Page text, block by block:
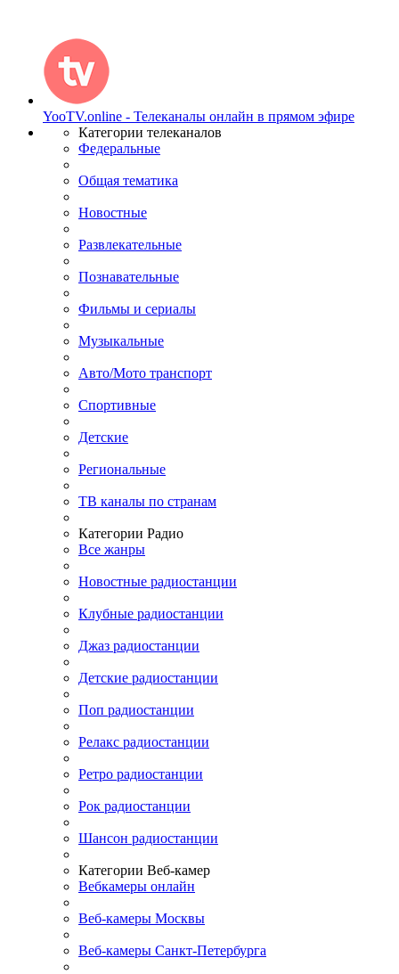
YooTV.online - Телеканалы онлайн в прямом эфире
Категории телеканалов
Федеральные
Общая тематика
Новостные
Развлекательные
Познавательные
Фильмы и сериалы
Музыкальные
Авто/Мото транспорт
Спортивные
Детские
Региональные
ТВ каналы по странам
Категории Радио
Все жанры
Новостные радиостанции
Клубные радиостанции
Джаз радиостанции
Детские радиостанции
Поп радиостанции
Релакс радиостанции
Ретро радиостанции
Рок радиостанции
Шансон радиостанции
Категории Веб-камер
Вебкамеры онлайн
Веб-камеры Москвы
Веб-камеры Санкт-Петербурга